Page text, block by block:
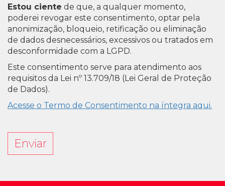
Estou ciente de que, a qualquer momento,
poderei revogar este consentimento, optar pela
anonimização, bloqueio, retificação ou eliminação
de dados desnecessários, excessivos ou tratados em
desconformidade com a LGPD.
Este consentimento serve para atendimento aos
requisitos da Lei nº 13.709/18 (Lei Geral de Proteção
de Dados).
Acesse o Termo de Consentimento na íntegra aqui.
Enviar